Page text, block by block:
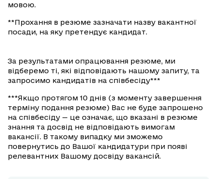
мовою.
**Прохання в резюме зазначати назву вакантної
посади, на яку претендує кандидат.
За результатами опрацювання резюме, ми
відберемо ті, які відповідають нашому запиту, та
запросимо кандидатів на співбесіду***
***Якщо протягом 10 днів (з моменту завершення
терміну подання резюме) Вас не буде запрошено
на співбесіду — це означає, що вказані в резюме
знання та досвід не відповідають вимогам
вакансії. В такому випадку ми зможемо
повернутись до Вашої кандидатури при появі
релевантних Вашому досвіду вакансій.